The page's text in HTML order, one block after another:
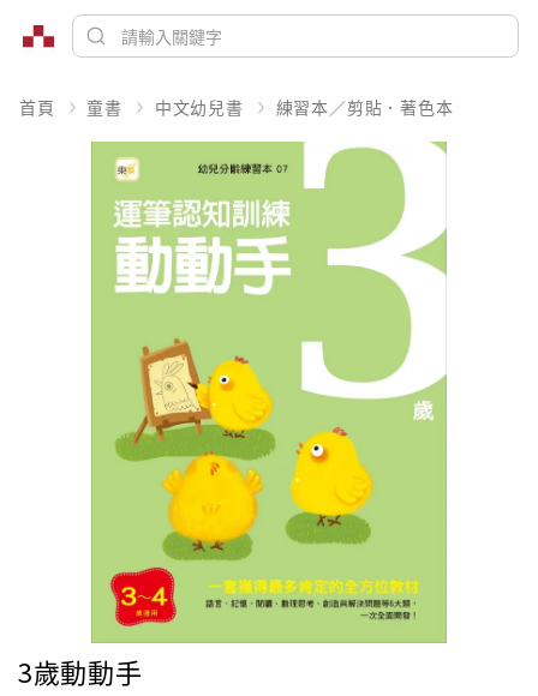
首頁 童書 中文幼兒書 練習本／剪貼．著色本
3歲動動手